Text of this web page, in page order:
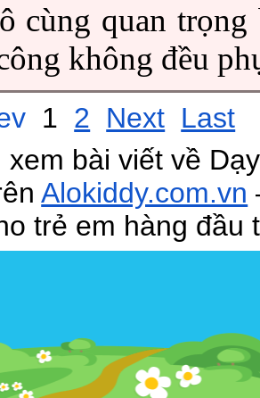
cùng quan
không đều
1 2 Next Last
xem bài viết về
Alokiddy.com.vn
trẻ em hàng đầu